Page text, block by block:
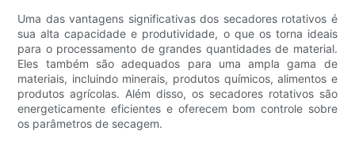
Uma das vantagens significativas dos secadores rotativos é
sua alta capacidade e produtividade, o que os torna ideais
para o processamento de grandes quantidades de material.
Eles também são adequados para uma ampla gama de
materiais, incluindo minerais, produtos químicos, alimentos e
produtos agrícolas. Além disso, os secadores rotativos são
energeticamente eficientes e oferecem bom controle sobre
os parâmetros de secagem.